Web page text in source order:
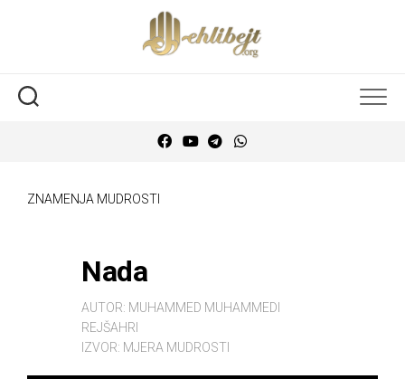
ZNAMENJA MUDROSTI
Nada
AUTOR: MUHAMMED MUHAMMEDI
REJŠAHRI
IZVOR: MJERA MUDROSTI